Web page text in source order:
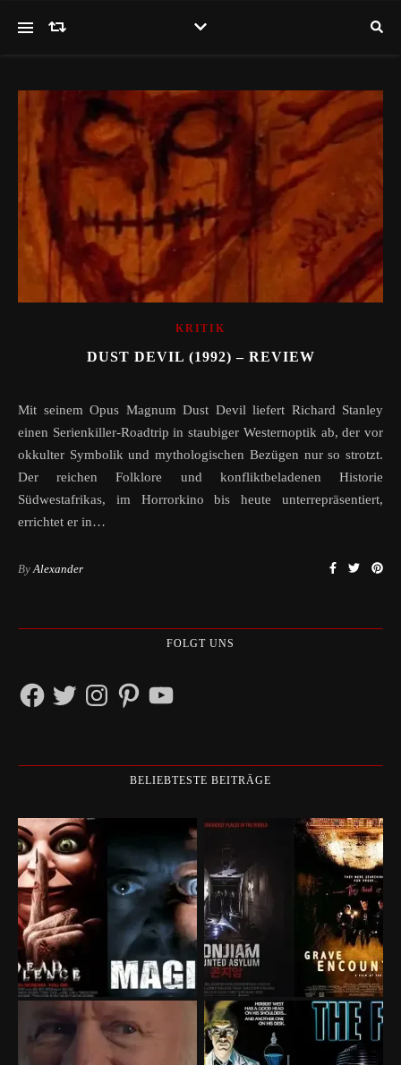
KRITIK
DUST DEVIL (1992) – REVIEW
Mit seinem Opus Magnum Dust Devil liefert Richard Stanley
einen Serienkiller-Roadtrip in staubiger Westernoptik ab, der vor
okkulter Symbolik und mythologischen Bezügen nur so strotzt.
Der reichen Folklore und konfliktbeladenen Historie
Südwestafrikas, im Horrorkino bis heute unterrepräsentiert,
errichtet er in…
By Alexander
FOLGT UNS
FacebookTwitterInstagramPinterestYouTube
BELIEBTESTE BEITRÄGE